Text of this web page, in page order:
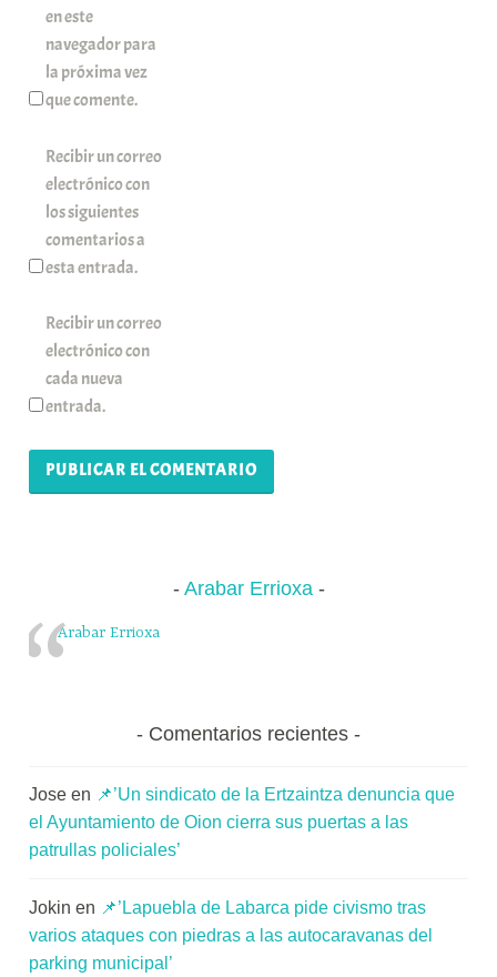
en este
navegador para
la próxima vez
que comente.
Recibir un correo
electrónico con
los siguientes
comentarios a
esta entrada.
Recibir un correo
electrónico con
cada nueva
entrada.
Arabar Errioxa
Arabar Errioxa
Comentarios recientes
Jose en 📌’Un sindicato de la Ertzaintza denuncia que
el Ayuntamiento de Oion cierra sus puertas a las
patrullas policiales’
Jokin en 📌’Lapuebla de Labarca pide civismo tras
varios ataques con piedras a las autocaravanas del
parking municipal’